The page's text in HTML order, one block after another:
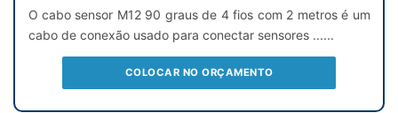
O cabo sensor M12 90 graus de 4 fios com 2 metros é um
cabo de conexão usado para conectar sensores ......
COLOCAR NO ORÇAMENTO